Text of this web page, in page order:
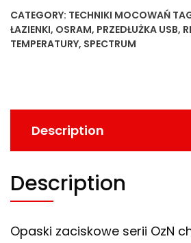
CATEGORY: TECHNIKI MOCOWAŃ
ŁAZIENKI, OSRAM, PRZEDŁUŻKA USB,
TEMPERATURY, SPECTRUM
Description
Description
Opaski zaciskowe serii OzN